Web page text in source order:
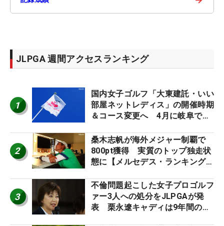
JLPGA 週間アクセスランキング
1
国内女子ゴルフ「大東建託・いい
部屋ネットレディス」の開催時期
＆コース変更へ 4月に岐阜で開
2
桑木志帆が海外メジャー制覇で
800pt獲得 実質のトップ独走状
態に【メルセデス・ランキング番
3
不倫問題起こした女子プロゴルフ
ァー3人への処分をJLPGAが発
表 栗永遼キャディは9年間の立